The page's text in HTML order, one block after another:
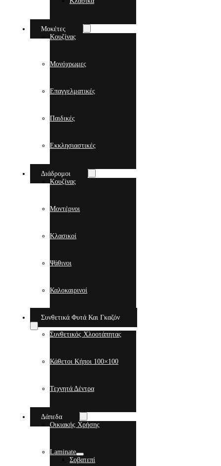
Μοκέτες
Κουζίνας
Μονόχρωμες
Επαγγελματικές
Παιδικές
Εκκλησιαστικές
Διάδρομοι
Κουζίνας
Μοντέρνοι
Κλασικοί
Ψάθινοι
Καλοκαιρινοί
Συνθετικά Φυτά Και Γκαζόν
Συνθετικός Χλοοτάπητας
Κάθετοι Κήποι 100×100
Τεχνητά Δέντρα
Δάπεδα
Οικιακής Χρήσης
Laminate
Σοβατεπί